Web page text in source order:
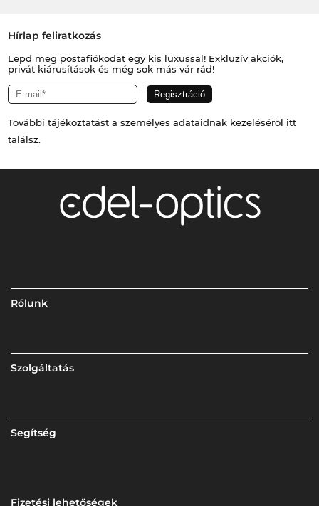
Hírlap feliratkozás
Lepd meg postafiókodat egy kis luxussal! Exkluzív akciók,
privát kiárusítások és még sok más vár rád!
További tájékoztatást a személyes adataidnak kezeléséről itt
találsz.
Rólunk
Szolgáltatás
Segítség
Fizetési lehetőségek